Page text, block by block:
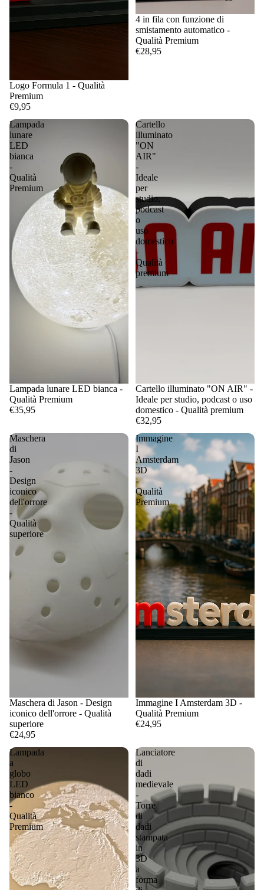
Logo Formula 1 - Qualità
Premium
€9,95
4 in fila con funzione di
smistamento automatico -
Qualità Premium
€28,95
Lampada
lunare
LED
bianca
-
Qualità
Premium
Lampada lunare LED bianca -
Qualità Premium
€35,95
Cartello
illuminato
"ON
AIR"
-
Ideale
per
studio,
podcast
o
uso
domestico
-
Qualità
premium
Cartello illuminato "ON AIR" -
Ideale per studio, podcast o uso
domestico - Qualità premium
€32,95
Maschera
di
Jason
-
Design
iconico
dell'orrore
-
Qualità
superiore
Maschera di Jason - Design
iconico dell'orrore - Qualità
superiore
€24,95
Immagine
I
Amsterdam
3D
-
Qualità
Premium
Immagine I Amsterdam 3D -
Qualità Premium
€24,95
Lampada
a
globo
LED
bianco
-
Qualità
Premium
Lanciatore
di
dadi
medievale
-
Torre
di
dadi
stampata
in
3D
a
forma